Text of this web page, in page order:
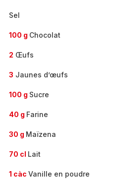
Sel
100 g Chocolat
2 Œufs
3 Jaunes d’œufs
100 g Sucre
40 g Farine
30 g Maïzena
70 cl Lait
1 càc Vanille en poudre